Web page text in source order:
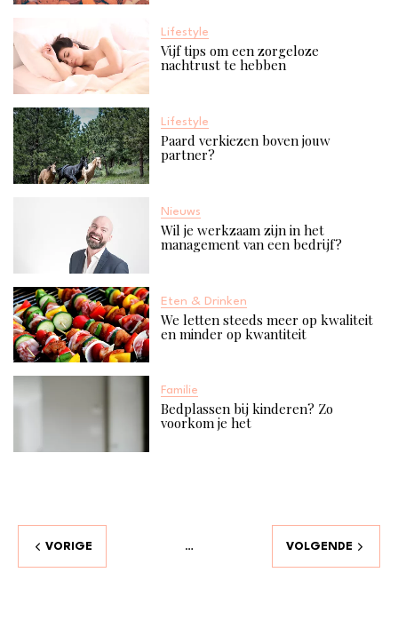
Lifestyle
Vijf tips om een zorgeloze
nachtrust te hebben
Lifestyle
Paard verkiezen boven jouw
partner?
Nieuws
Wil je werkzaam zijn in het
management van een bedrijf?
Eten & Drinken
We letten steeds meer op kwaliteit
en minder op kwantiteit
Familie
Bedplassen bij kinderen? Zo
voorkom je het
VORIGE … VOLGENDE